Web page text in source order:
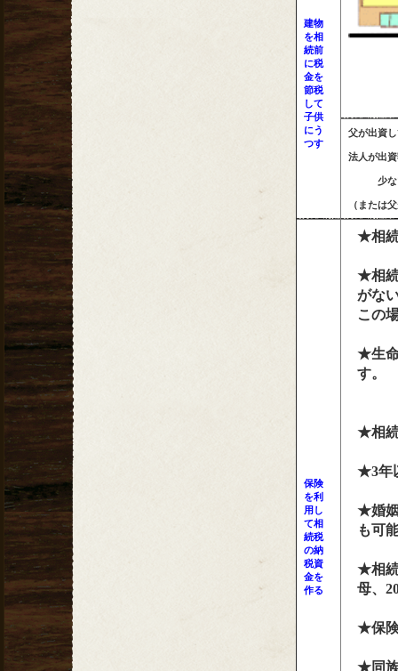
建物
を相
続前
に税
金を
節税
して
子供
にう
つす
父が出資
法人が出
少ない
（または
保険
を利
用し
て相
続税
の納
税資
金を
作る
★相続
★相続
がな
この
★生命
す。
★相続
★3年
★婚姻
も可
★相続
母、
★保険
★同族